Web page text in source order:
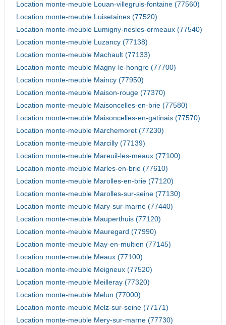
Location monte-meuble Louan-villegruis-fontaine (77560)
Location monte-meuble Luisetaines (77520)
Location monte-meuble Lumigny-nesles-ormeaux (77540)
Location monte-meuble Luzancy (77138)
Location monte-meuble Machault (77133)
Location monte-meuble Magny-le-hongre (77700)
Location monte-meuble Maincy (77950)
Location monte-meuble Maison-rouge (77370)
Location monte-meuble Maisoncelles-en-brie (77580)
Location monte-meuble Maisoncelles-en-gatinais (77570)
Location monte-meuble Marchemoret (77230)
Location monte-meuble Marcilly (77139)
Location monte-meuble Mareuil-les-meaux (77100)
Location monte-meuble Marles-en-brie (77610)
Location monte-meuble Marolles-en-brie (77120)
Location monte-meuble Marolles-sur-seine (77130)
Location monte-meuble Mary-sur-marne (77440)
Location monte-meuble Mauperthuis (77120)
Location monte-meuble Mauregard (77990)
Location monte-meuble May-en-multien (77145)
Location monte-meuble Meaux (77100)
Location monte-meuble Meigneux (77520)
Location monte-meuble Meilleray (77320)
Location monte-meuble Melun (77000)
Location monte-meuble Melz-sur-seine (77171)
Location monte-meuble Mery-sur-marne (77730)